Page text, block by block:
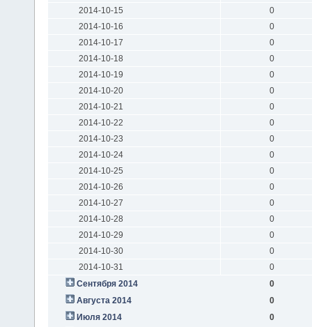
2014-10-15
0
2014-10-16
0
2014-10-17
0
2014-10-18
0
2014-10-19
0
2014-10-20
0
2014-10-21
0
2014-10-22
0
2014-10-23
0
2014-10-24
0
2014-10-25
0
2014-10-26
0
2014-10-27
0
2014-10-28
0
2014-10-29
0
2014-10-30
0
2014-10-31
0
Сентября 2014
0
Августа 2014
0
Июля 2014
0